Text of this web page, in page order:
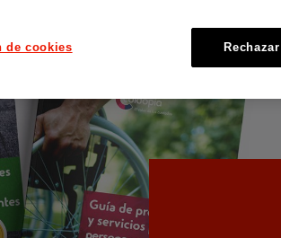
de cookies Rechazar